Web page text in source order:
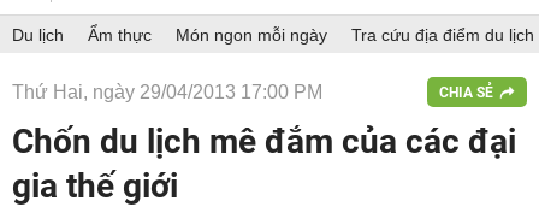
Du lịch Ẩm thực Món ngon mỗi ngày Tra cứu địa điểm du lịch
Thứ Hai, ngày 29/04/2013 17:00 PM CHIA SẺ
Chốn du lịch mê đắm của các đại
gia thế giới